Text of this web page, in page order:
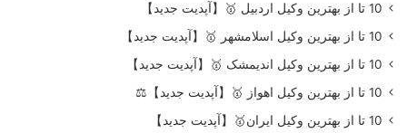
10 تا از بهترین وکیل اردبیل 🥇【آپدیت جدید】
10 تا از بهترین وکیل اسلامشهر 🥇【آپدیت جدید】
10 تا از بهترین وکیل اندیمشک 🥇【آپدیت جدید】
10 تا از بهترین وکیل اهواز 🥇【آپدیت جدید】⚖️
10 تا از بهترین وکیل ایران🥇【آپدیت جدید】